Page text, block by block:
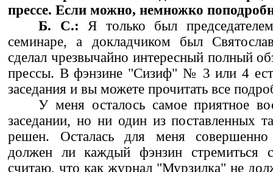
прессе. Если можно, немножко
Б. С.: Я только был
семинаре, а докладчиком был
сделал чрезвычайно интересный полный
прессы. В фэнзине "Сизиф" № 3 или 4
заседания и вы можете прочитать все
У меня осталось самое приятное
заседании, но ни один из поставленных
решен. Осталась для меня совершенно
должен ли каждый фэнзин стремиться
считаю, что как журнал "Мурзилка" не